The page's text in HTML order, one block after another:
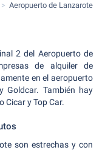
Aeropuerto de Lanzarote
2 del Aeropuerto de
de alquiler de
en el aeropuerto
Goldcar. También hay
Cicar y Top Car.
son estrechas y con